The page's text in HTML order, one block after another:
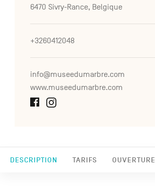
DESCRIPTION TARIFS OUVERTURE
6470 Sivry-Rance, Belgique
+3260412048
info@museedumarbre.com
www.museedumarbre.com